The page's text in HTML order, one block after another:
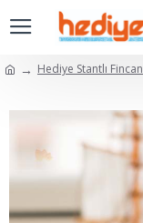
Hediye Stantlı Fincan